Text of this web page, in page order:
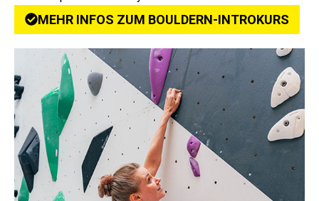
MEHR INFOS ZUM BOULDERN-INTROKURS